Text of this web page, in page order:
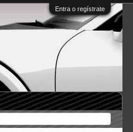
Entra o regístrate